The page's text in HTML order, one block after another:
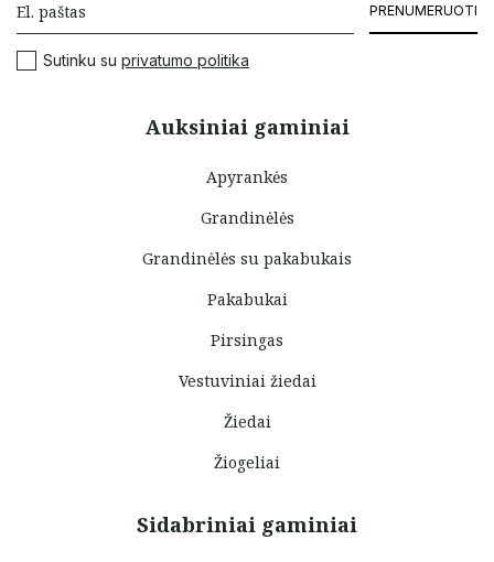
Auksiniai gaminiai
Apyrankės
Grandinėlės
Grandinėlės su pakabukais
Pakabukai
Pirsingas
Vestuviniai žiedai
Žiedai
Žiogeliai
Sidabriniai gaminiai
PRENUMERUOTI
Sutinku su privatumo politika